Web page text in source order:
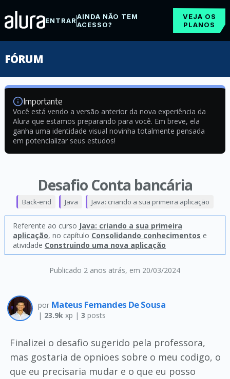
ENTRARAINDA NÃO TEM
ACESSO?
VEJA OS
PLANOS
FÓRUM
Importante
Você está vendo a versão anterior da nova experiência da
Alura que estamos preparando para você. Em breve, ela
ganha uma identidade visual novinha totalmente pensada
em potencializar seus estudos!
Desafio Conta bancária
Publicado 2 anos atrás, em 20/03/2024
Back-end Java Java: criando a sua primeira aplicação
Referente ao curso Java: criando a sua primeira
aplicação, no capítulo Consolidando conhecimentos e
atividade Construindo uma nova aplicação
por Mateus Fernandes De Sousa
| 23.9kxp | 3 posts
Finalizei o desafio sugerido pela professora,
mas gostaria de opnioes sobre o meu codigo, o
que eu precisaria mudar e o que eu posso